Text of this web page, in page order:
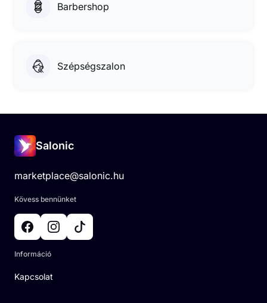
Barbershop
Szépségszalon
Salonic
marketplace@salonic.hu
Kövess bennünket
Információ
Kapcsolat